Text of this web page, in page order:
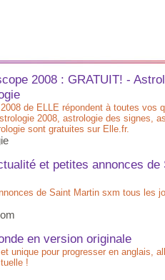
2008 : GRATUIT! -
de ELLE répondent à toutes vos
2008, astrologie des signes,
sont gratuites sur Elle.fr.
et petites annonces de
de Saint Martin sxm tous les
en version originale
unique pour progresser en anglais,
!